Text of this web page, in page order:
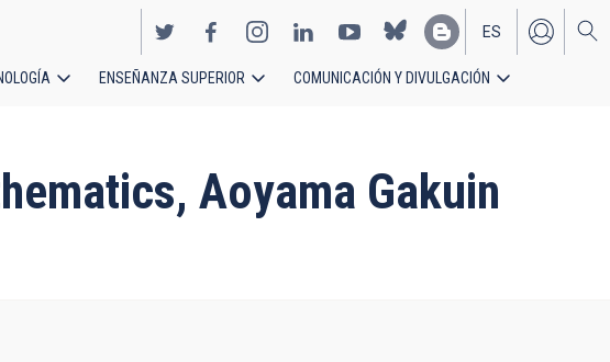
EN
ES
ENSEÑANZA SUPERIOR COMUNICACIÓN Y DIVULGACIÓN
Aoyama Gakuin